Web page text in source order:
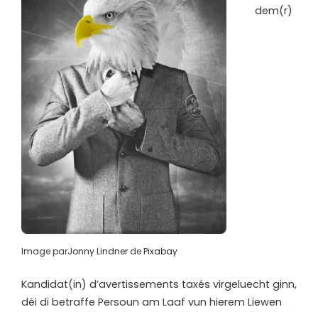
Image parJonny Lindner dePixabay
dem(r)
Kandidat(in) d’avertissements taxés virgeluecht ginn,
déi di betraffe Persoun am Laaf vun hierem Liewen